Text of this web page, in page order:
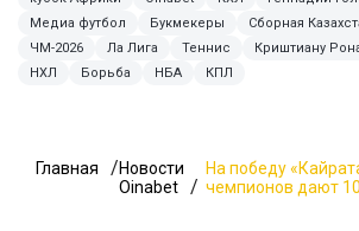
Медиа футбол
Букмекеры
Сборная
ЧМ-2026
Ла Лига Теннис Криштиану
НХЛ
Борьба НБА КПЛ
Главная
Новости
Oinabet
На победу
чемпионов дают